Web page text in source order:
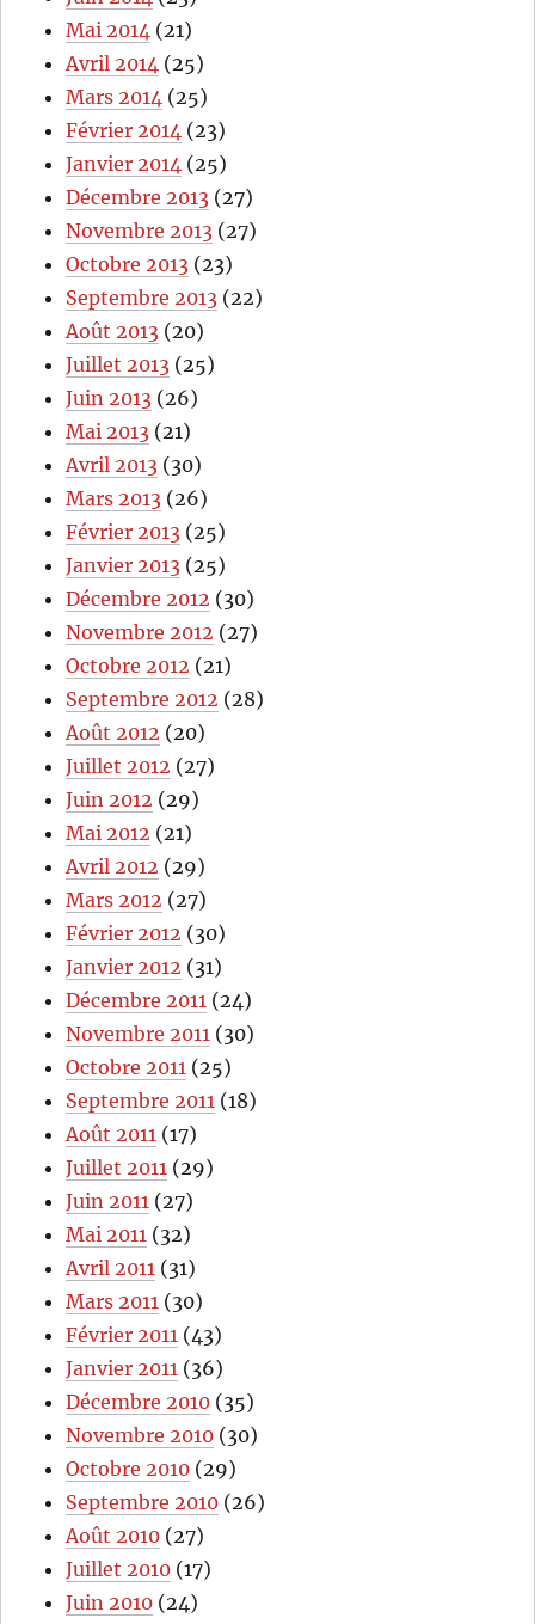
Mai 2014 (21)
Avril 2014 (25)
Mars 2014 (25)
Février 2014 (23)
Janvier 2014 (25)
Décembre 2013 (27)
Novembre 2013 (27)
Octobre 2013 (23)
Septembre 2013 (22)
Août 2013 (20)
Juillet 2013 (25)
Juin 2013 (26)
Mai 2013 (21)
Avril 2013 (30)
Mars 2013 (26)
Février 2013 (25)
Janvier 2013 (25)
Décembre 2012 (30)
Novembre 2012 (27)
Octobre 2012 (21)
Septembre 2012 (28)
Août 2012 (20)
Juillet 2012 (27)
Juin 2012 (29)
Mai 2012 (21)
Avril 2012 (29)
Mars 2012 (27)
Février 2012 (30)
Janvier 2012 (31)
Décembre 2011 (24)
Novembre 2011 (30)
Octobre 2011 (25)
Septembre 2011 (18)
Août 2011 (17)
Juillet 2011 (29)
Juin 2011 (27)
Mai 2011 (32)
Avril 2011 (31)
Mars 2011 (30)
Février 2011 (43)
Janvier 2011 (36)
Décembre 2010 (35)
Novembre 2010 (30)
Octobre 2010 (29)
Septembre 2010 (26)
Août 2010 (27)
Juillet 2010 (17)
Juin 2010 (24)